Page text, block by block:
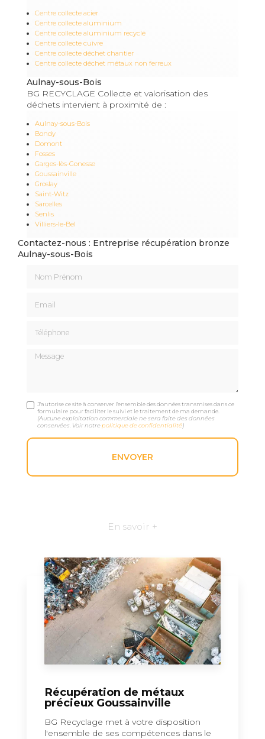
Centre collecte acier
Centre collecte aluminium
Centre collecte aluminium recyclé
Centre collecte cuivre
Centre collecte déchet chantier
Centre collecte déchet métaux non ferreux
Aulnay-sous-Bois
BG RECYCLAGE Collecte et valorisation des
déchets intervient à proximité de :
Aulnay-sous-Bois
Bondy
Domont
Fosses
Garges-lès-Gonesse
Goussainville
Groslay
Saint-Witz
Sarcelles
Senlis
Villiers-le-Bel
Contactez-nous : Entreprise récupération bronze
Aulnay-sous-Bois
Message
J'autorise ce site à conserver l'ensemble des données transmises dans ce
formulaire pour faciliter le suivi et le traitement de ma demande.
(Aucune exploitation commerciale ne sera faite des données
conservées. Voir notrepolitique de confidentialité)
En savoir +
Récupération de métaux
précieux Goussainville
BG Recyclage met à votre disposition
l'ensemble de ses compétences dans le